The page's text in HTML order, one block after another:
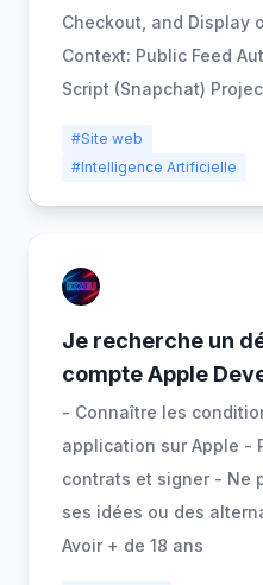
Checkout, and Display
Context: Public Feed
Script (Snapchat)
#Site web
#Intelligence Artificielle
Je recherche un
compte Apple
- Connaître les
application sur Apple -
contrats et signer - Ne
ses idées ou des
Avoir + de 18 ans